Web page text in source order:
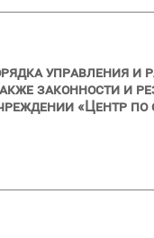
управления и
законности и
«Центр по